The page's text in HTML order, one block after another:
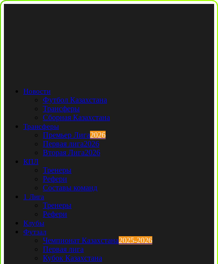
Новости
Футбол Казахстана
Трансферы
Сборная Казахстана
Трансферы
Премьер Лига2026
Первая лига2026
Вторая Лига2026
КПЛ
Тренеры
Рефери
Составы команд
1 Лига
Тренеры
Рефери
Клубы
Футзал
Чемпионат Казахстана2025-2026
Первая лига
Кубок Казахстана